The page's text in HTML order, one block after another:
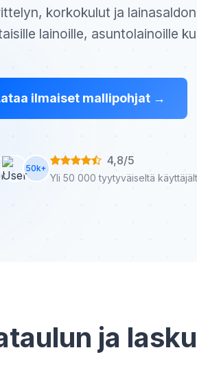
korkokulut ja
lainoille, asuntolainoille
ilmaiset mallipohjat →
50k+
4,8/5
Yli 50 000 tyytyväiseltä
ja